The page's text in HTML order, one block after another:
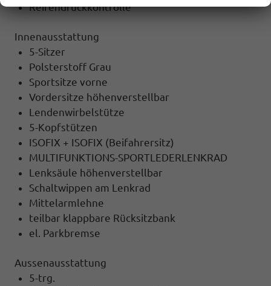
Reifendruckkontrolle
Innenausstattung
5-Sitzer
Polsterstoff Grau
Sportsitze vorne
Vordersitze höhenverstellbar
Lendenwirbelstütze
5-Kopfstützen
ISOFIX + ISOFIX (Beifahrersitz)
MULTIFUNKTIONS-SPORTLEDERLENKRAD
Lenksäule höhenverstellbar
Schaltwippen am Lenkrad
Mittelarmlehne
teilbar klappbare Rücksitzbank
el. Parkbremse
Aussenausstattung
5-trg.